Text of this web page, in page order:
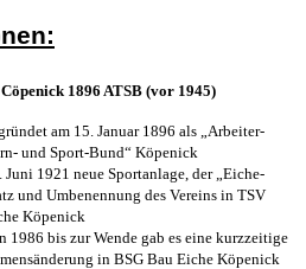
1896 ATSB (vor 1945)
am 15. Januar 1896 als „Arbeiter-
und Sport-Bund“ Köpenick
Juni 1921 neue Sportanlage, der „Eiche-
und Umbenennung des Vereins in TSV
Köpenick
1986 bis zur Wende gab es eine kurzzeitige
in BSG Bau Eiche Köpenick